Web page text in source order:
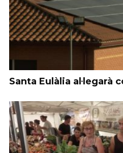
Santa Eulàlia al·legarà